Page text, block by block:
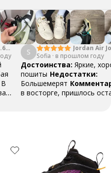
PF
В
S
Jordan Air
Mid SE
Sofia · в прошлом году
Достоинства: Яркие,
пошиты Недостатки:
Большемерят
в восторге, пришлось